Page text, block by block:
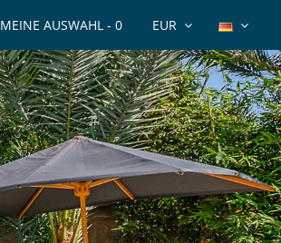
EUR
MEINE AUSWAHL - 0